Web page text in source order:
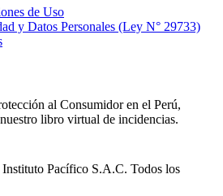
de Uso
y Datos Personales (Ley N° 29733)
al Consumidor en el Perú,
libro virtual de incidencias.
Pacífico S.A.C. Todos los